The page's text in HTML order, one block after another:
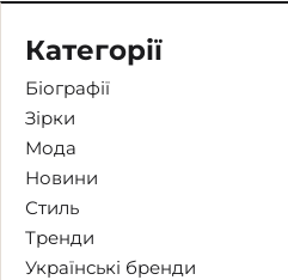
Категорії
Біографії
Зірки
Мода
Новини
Стиль
Тренди
Українські бренди